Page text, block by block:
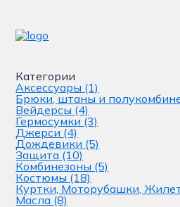
Категории
Аксессуары (1)
Брюки, штаны и
Вейдерсы (4)
Гермосумки (3)
Джерси (4)
Дождевики (5)
Защита (10)
Комбинезоны (5)
Костюмы (18)
Куртки, Моторубашки,
Масла (8)